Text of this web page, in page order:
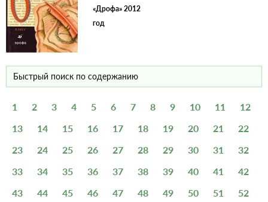
«Дрофа» 2012
год
1 2 3 4 5 6 7 8 9 10 11
12
13
14 15 16 17 18 19 20 21
22
23
24 25 26 27 28 29 30 31
32
33
34 35 36 37 38 39 40 41
42
43
44 45 46 47 48 49 50 51
52